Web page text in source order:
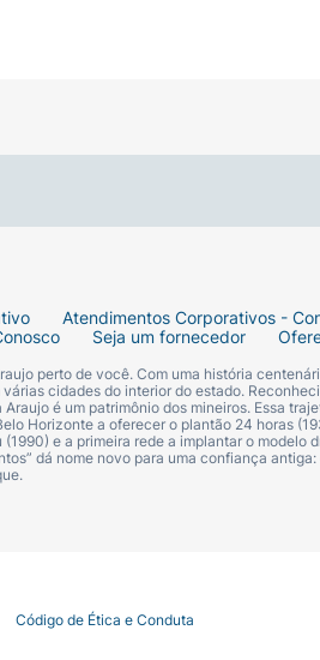
o uso diário, sendo ideal para
os freios traseiros para
fechará lateralmente, ficando
sempre se os eixos das rodas
Atendimentos Corporativos -
Seja um fornecedor
perto de você. Com uma história
cidades do interior do estado.
é um patrimônio dos mineiros. Essa
Horizonte a oferecer o plantão 24 horas
e a primeira rede a implantar o modelo
dá nome novo para uma confiança
Código de Ética e Conduta